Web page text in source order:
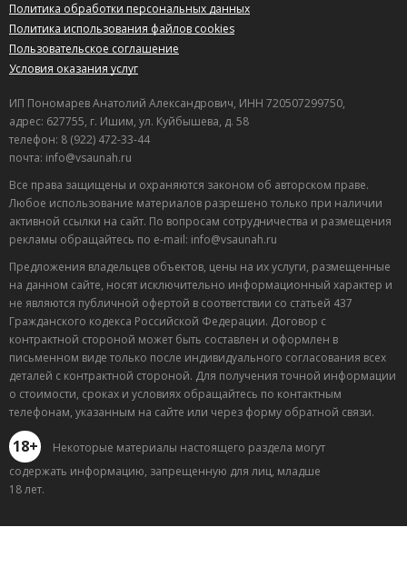
Политика обработки персональных данных
Политика использования файлов cookies
Пользовательское соглашение
Условия оказания услуг
ИП Пономарев Анатолий Александрович, ИНН 720507299750,
адрес: 627755, г. Ишим, ул. Куйбышева, д. 58
телефон: 8 (922) 472-33-44
почта: info@vsaunah.ru
Все права защищены и охраняются законом об авторском праве.
Любое использование материалов разрешено только при наличии
активной ссылки на сайт. По вопросам сотрудничества и размещения
рекламы обращайтесь по e-mail: info@vsaunah.ru
Предложения владельцев объектов, цены на их услуги, размещенные
на данном сайте, носят исключительно информационный характер и
не являются публичной офертой в соответствии со статьей 437
Гражданского кодекса Российской Федерации. Договор с
контрактной стороной может быть составлен и оформлен в
письменном виде только после индивидуального согласования всех
деталей с контрактной стороной. Для получения точной информации
о стоимости, сроках и условиях обращайтесь по контактным
телефонам, указанным на сайте или через форму обратной связи.
18+
Некоторые материалы настоящего раздела могут
содержать информацию, запрещенную для лиц, младше
18 лет.